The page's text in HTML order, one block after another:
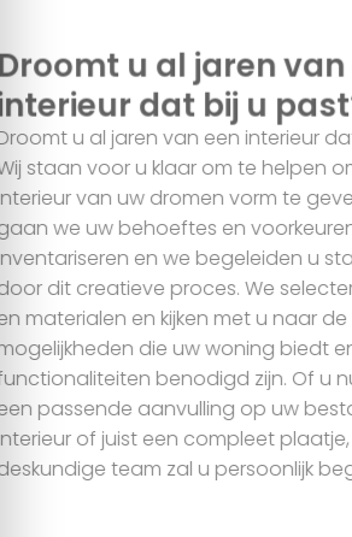
Droomt u al jaren
interieur dat bij u
Droomt u al jaren van een
Wij staan voor u klaar om te
interieur van uw dromen vorm te
gaan we uw behoeftes en
inventariseren en we begeleiden
door dit creatieve proces. We
en materialen en kijken met u naar
mogelijkheden die uw woning
functionaliteiten benodigd zijn. Of
een passende aanvulling op uw
interieur of juist een compleet
deskundige team zal u persoonlijk